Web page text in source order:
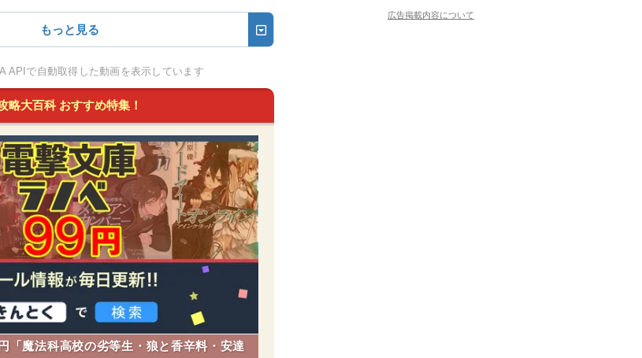
タット
グレ
ーリョ
ザ
ゴとアビ
到着 Nint
道 BGM
望でまわってる！～】サントド
ミンゴとオムスク他に到着 Nint
endo Switch 切り抜き鉄道 BG
M
もっと見る
APIで自動取得した動画を表示しています
略大百科 おすすめ特集！
「魔法科高校の劣等生・狼と香辛料・安達
広告掲載内容について